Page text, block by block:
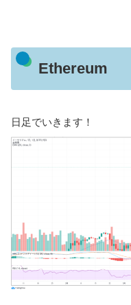
Ethereum
日足でいきます！